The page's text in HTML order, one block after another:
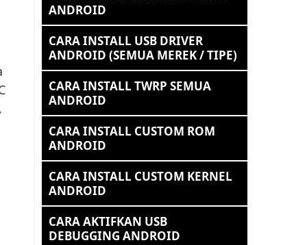
ANDROID
CARA INSTALL USB DRIVER
ANDROID (SEMUA MEREK / TIPE)
CARA INSTALL TWRP SEMUA
ANDROID
CARA INSTALL CUSTOM ROM
ANDROID
CARA INSTALL CUSTOM KERNEL
ANDROID
CARA AKTIFKAN USB
DEBUGGING ANDROID